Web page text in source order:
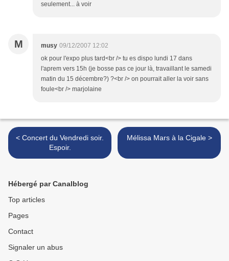
seulement... à voir
M musy 09/12/2007 12:02
ok pour l'expo plus tard<br /> tu es dispo lundi 17 dans
l'aprem vers 15h (je bosse pas ce jour là, travaillant le samedi
matin du 15 décembre?) ?<br /> on pourrait aller la voir sans
foule<br /> marjolaine
< Concert du Vendredi soir.
Espoir.
Mélissa Mars à la Cigale >
Hébergé par Canalblog
Top articles
Pages
Contact
Signaler un abus